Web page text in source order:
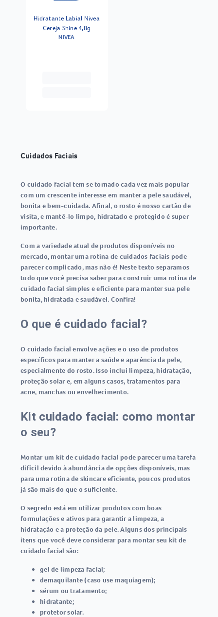
Hidratante Labial Nivea
Cereja Shine 4,8g
NIVEA
Cuidados Faciais
O cuidado facial tem se tornado cada vez mais popular
com um crescente interesse em manter a pele saudável,
bonita e bem-cuidada. Afinal, o rosto é nosso cartão de
visita, e mantê-lo limpo, hidratado e protegido é super
importante.
Com a variedade atual de produtos disponíveis no
mercado, montar uma rotina de cuidados faciais pode
parecer complicado, mas não é! Neste texto separamos
tudo que você precisa saber para construir uma rotina de
cuidado facial simples e eficiente para manter sua pele
bonita, hidratada e saudável. Confira!
O que é cuidado facial?
O cuidado facial envolve ações e o uso de produtos
específicos para manter a saúde e aparência da pele,
especialmente do rosto. Isso inclui limpeza, hidratação,
proteção solar e, em alguns casos, tratamentos para
acne, manchas ou envelhecimento.
Kit cuidado facial: como montar
o seu?
Montar um kit de cuidado facial pode parecer uma tarefa
difícil devido à abundância de opções disponíveis, mas
para uma rotina de skincare eficiente, poucos produtos
já são mais do que o suficiente.
O segredo está em utilizar produtos com boas
formulações e ativos para garantir a limpeza, a
hidratação e a proteção da pele. Alguns dos principais
itens que você deve considerar para montar seu kit de
cuidado facial são:
gel de limpeza facial;
demaquilante (caso use maquiagem);
sérum ou tratamento;
hidratante;
protetor solar.